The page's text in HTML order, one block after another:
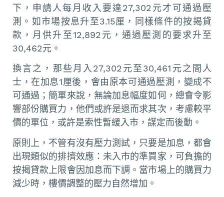
下，申請人每月收入要達27,302元才可通過壓
測。如市場按息升至3.15厘，同樣條件的按揭貸
款，月供升至12,892元，通過壓測的要求升至
30,462元。
換言之，那些月入27,302元至30,461元之間人
士，在加息1厘後，會由原本可通過壓測，變成不
可通過；簡單來說，無論加息幅度如何，總會令影
響部份購買力，他們或許是退而求其次，考慮較平
價的單位，或許是索性暫緩入市，謀定而後動。
原則上，不管有沒有壓力測試，只要是加息，都會
出現類似的排擠效應：未入市的準買家，可負擔的
按揭貸款上限會因加息而下調。當市場上的購買力
減少時，樓價調整的壓力自然增加。